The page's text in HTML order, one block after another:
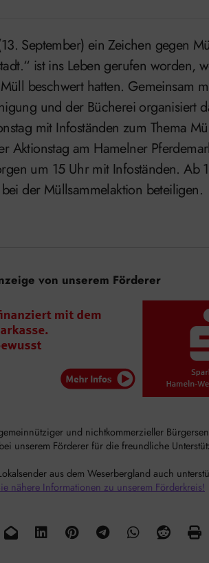
ist ins Leben gerufen worden,
beschwert hatten. Gemeinsam
und der Bücherei organisiert
mit Infoständen zum Thema
Aktionstag am Hamelner
um 15 Uhr mit Infoständen. Ab
der Müllsammelaktion beteiligen.
von unserem Förderer
und nichtkommerzieller
unserem Förderer für die freundliche
aus dem Weserbergland auch
nähere Informationen zu unserem Förderkreis!